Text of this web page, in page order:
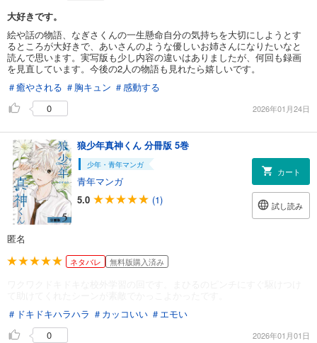
大好きです。
絵や話の物語、なぎさくんの一生懸命自分の気持ちを大切にしようとす
るところが大好きで、あいさんのような優しいお姉さんになりたいなと
読んで思います。実写版も少し内容の違いはありましたが、何回も録画
を見直しています。今後の2人の物語も見れたら嬉しいです。
＃癒やされる ＃胸キュン ＃感動する
0
2026年01月24日
狼少年真神くん 分冊版 5巻
少年・青年マンガ
青年マンガ
5.0
(1)
カート
試し読み
匿名
ネタバレ 無料版購入済み
＃ドキドキハラハラ ＃カッコいい ＃エモい
0
2026年01月01日